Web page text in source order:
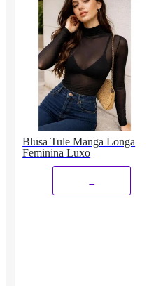
Blusa Tule Manga Longa
Feminina Luxo